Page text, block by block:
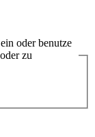
oder benutze
zu